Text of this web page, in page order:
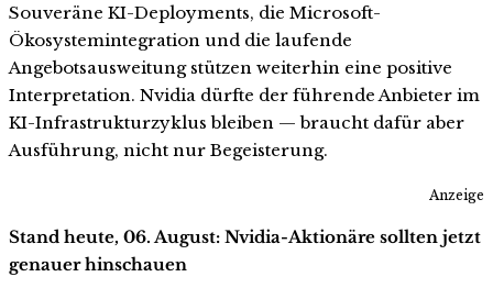
Souveräne KI-Deployments, die Microsoft-
Ökosystemintegration und die laufende
Angebotsausweitung stützen weiterhin eine positive
Interpretation. Nvidia dürfte der führende Anbieter im
KI-Infrastrukturzyklus bleiben — braucht dafür aber
Ausführung, nicht nur Begeisterung.
Anzeige
Stand heute, 06. August: Nvidia-Aktionäre sollten jetzt
genauer hinschauen